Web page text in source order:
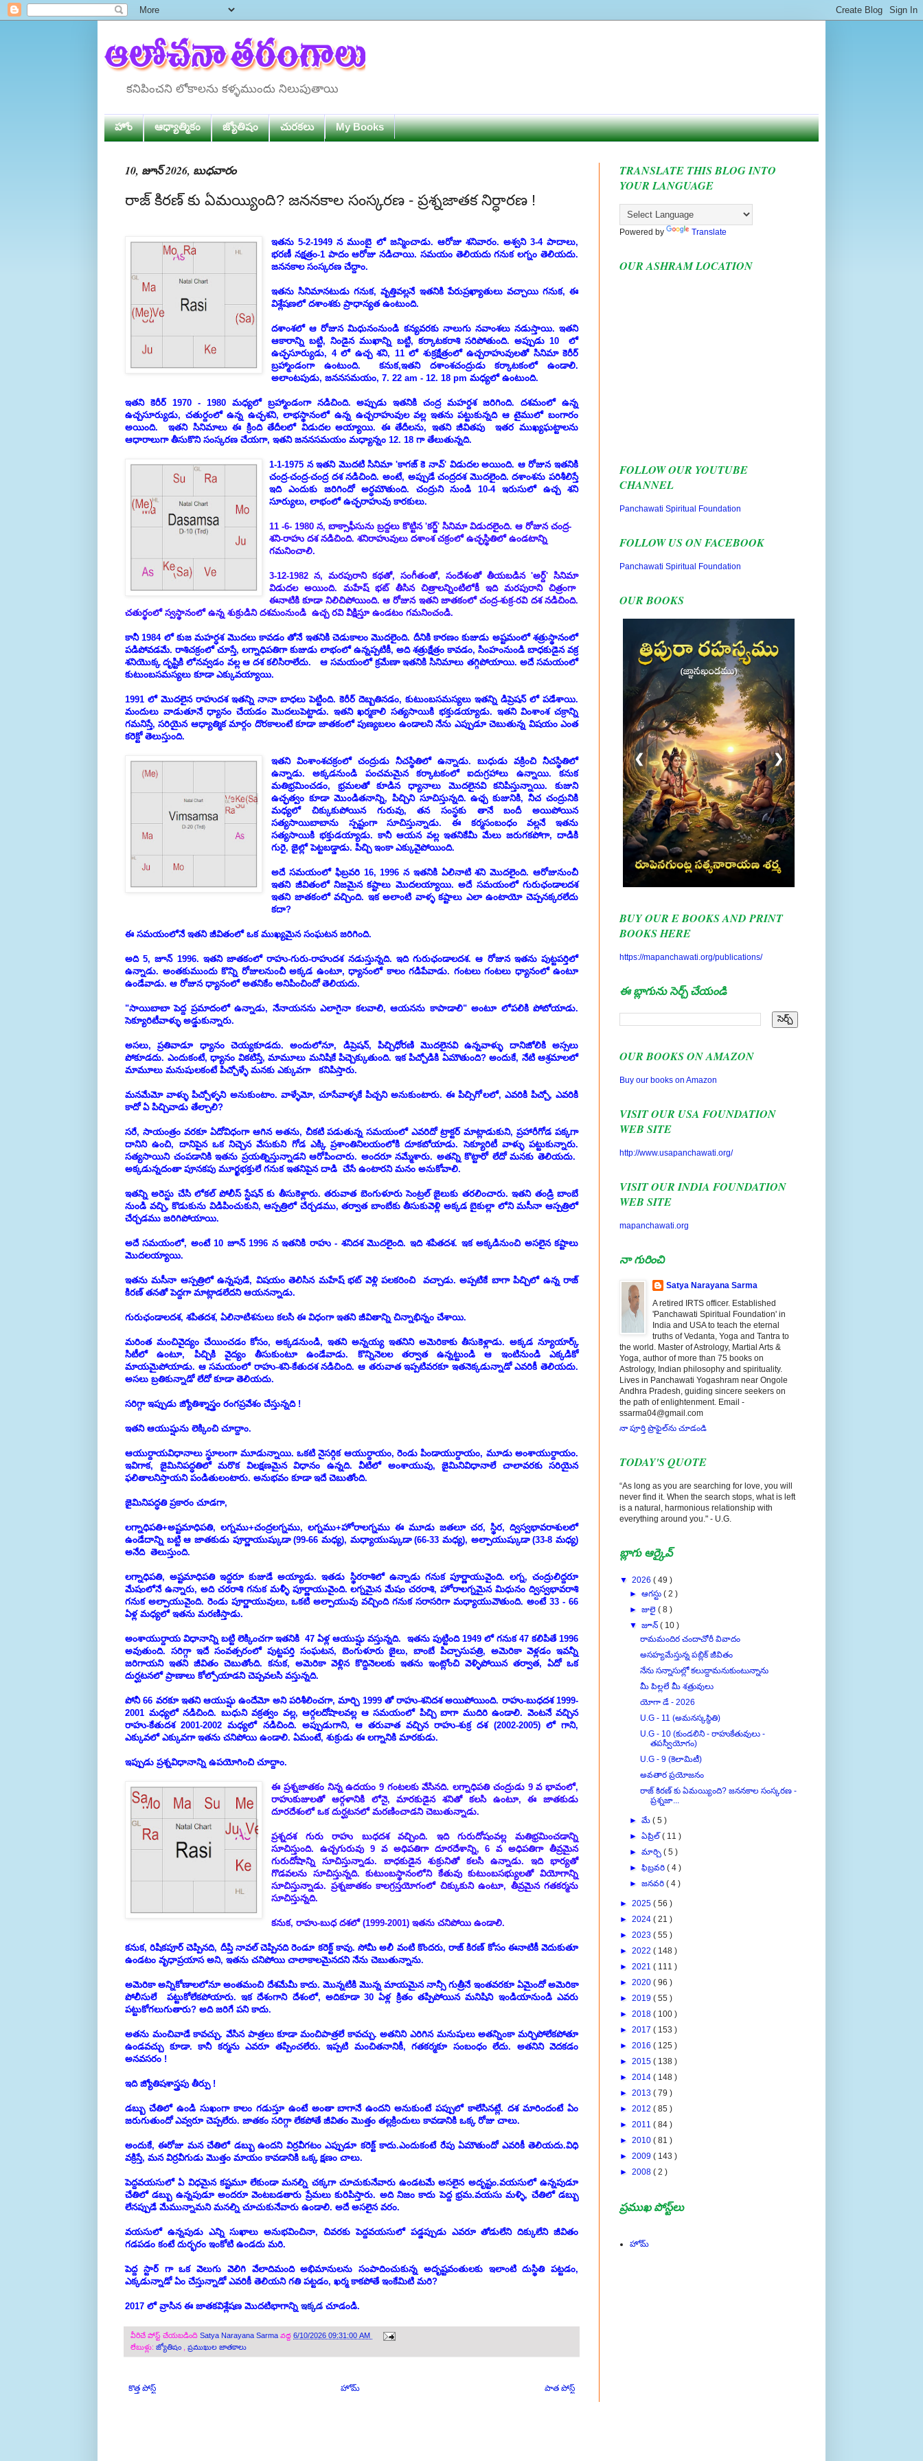
కనిపించని లోకాలను కళ్ళముందు నిలుపుతాయి
హోం ఆధ్యాత్మికం జ్యోతిషం చురకలు My Books
10, జూన్ 2026, బుధవారం
రాజ్ కిరణ్ కు ఏమయ్యింది? జననకాల సంస్కరణ - ప్రశ్నజాతక నిర్ధారణ !
ఇతను 5-2-1949 న ముంబై లో జన్మించాడు. ఆరోజు శనివారం. అశ్వని 3-4 పాదాలు,
భరణీ నక్షత్రం-1 పాదం ఆరోజు నడిచాయి. సమయం తెలియదు గనుక లగ్నం తెలియదు.
జననకాల సంస్కరణ చేద్దాం.
ఇతను సినిమానటుడు గనుక, వృత్తివల్లనే ఇతనికి పేరుప్రఖ్యాతులు వచ్చాయి గనుక, ఈ
విశ్లేషణలో దశాంశకు ప్రాధాన్యత ఉంటుంది.
దశాంశలో ఆ రోజున మిధునంనుండి కన్యవరకు నాలుగు నవాంశలు నడుస్తాయి. ఇతని
ఆకారాన్ని బట్టి, నిండైన ముఖాన్ని బట్టి, కర్కాటకరాశి సరిపోతుంది. అప్పుడు 10 లో
ఉచ్ఛసూర్యుడు, 4 లో ఉచ్చ శని, 11 లో శుక్రక్షేత్రంలో ఉచ్చరాహువులతో సినిమా కెరీర్
బ్రహ్మాండంగా ఉంటుంది. కనుక,ఇతని దశాంశచంద్రుడు కర్కాటకంలో ఉండాలి.
అలాంటపుడు, జననసమయం, 7. 22 am - 12. 18 pm మధ్యలో ఉంటుంది.
ఇతని కెరీర్ 1970 - 1980 మధ్యలో బ్రహ్మాండంగా నడిచింది. అప్పుడు ఇతనికి చంద్ర మహర్దశ జరిగింది. దశమంలో ఉన్న
ఉచ్చసూర్యుడు, చతుర్దంలో ఉన్న ఉచ్ఛశని, లాభస్థానంలో ఉన్న ఉచ్చరాహువుల వల్ల ఇతను పట్టుకున్నది ఆ టైములో బంగారం
అయింది. ఇతని సినిమాలు ఈ క్రింది తేదీలలో విడుదల అయ్యాయి. ఈ తేదీలను, ఇతని జీవితపు ఇతర ముఖ్యఘట్టాలను
ఆధారాలుగా తీసుకొని సంస్కరణ చేయగా, ఇతని జననసమయం మధ్యాన్నం 12. 18 గా తేలుతున్నది.
1-1-1975 న ఇతని మొదటి సినిమా 'కాగజ్ కె నావ్' విడుదల అయింది. ఆ రోజున ఇతనికి
చంద్ర-చంద్ర-చంద్ర దశ నడిచింది. అంటే, అప్పుడే చంద్రదశ మొదలైంది. దశాంశను పరిశీలిస్తే
ఇది ఎందుకు జరిగిందో అర్ధమౌతుంది. చంద్రుని నుండి 10-4 ఇరుసులో ఉచ్చ శని
సూర్యులు, లాభంలో ఉచ్ఛరాహువు కారకులు.
11 -6- 1980 న, బాక్సాఫీసును బ్రద్దలు కొట్టిన 'కర్జ్' సినిమా విడుదలైంది. ఆ రోజున చంద్ర-
శని-రాహు దశ నడిచింది. శనిరాహువులు దశాంశ చక్రంలో ఉచ్ఛస్థితిలో ఉండటాన్ని
గమనించాలి.
3-12-1982 న, మరపురాని కథతో, సంగీతంతో, సందేశంతో తీయబడిన 'అర్ద్' సినిమా
విడుదల అయింది. మహేష్ భట్ తీసిన చిత్రాలన్నింటిలోకీ ఇది మరపురాని చిత్రంగా
ఈనాటికి కూడా నిలిచిపోయింది. ఆ రోజున ఇతని జాతకంలో చంద్ర-శుక్ర-రవి దశ నడిచింది.
చతుర్థంలో స్వస్థానంలో ఉన్న శుక్రుడిని దశమంనుండి ఉచ్చ రవి వీక్షిస్తూ ఉండటం గమనించండి.
కానీ 1984 లో కుజ మహర్ధశ మొదలు కావడం తోనే ఇతనికి చెడుకాలం మొదలైంది. దీనికి కారణం కుజుడు అష్టమంలో శత్రుస్థానంలో
పడిపోవడమే. రాశిచక్రంలో చూస్తే, లగ్నాధిపతిగా కుజుడు లాభంలో ఉన్నప్పటికీ, అది శత్రుక్షేత్రం కావడం, సింహంనుండి బాధకుడైన వక్ర
శనియొక్క దృష్టికి లోనవ్వడం వల్ల ఆ దశ కలిసిరాలేదు. ఆ సమయంలో క్రమేణా ఇతనికి సినిమాలు తగ్గిపోయాయి. అదే సమయంలో
కుటుంబసమస్యలు కూడా ఎక్కువయ్యాయి.
1991 లో మొదలైన రాహుదశ ఇతన్ని నానా బాధలు పెట్టింది. కెరీర్ దెబ్బతినడం, కుటుంబసమస్యలు ఇతన్ని డిప్రెషన్ లో పడేశాయి.
మందులు వాడుతూనే ధ్యానం చేయడం మొదలుపెట్టాడు. ఇతని ఖర్మకాలి సత్యసాయికి భక్తుడయ్యాడు. ఇతని వింశాంశ చక్రాన్ని
గమనిస్తే, సరియైన ఆధ్యాత్మిక మార్గం దొరకాలంటే కూడా జాతకంలో పుణ్యబలం ఉండాలని నేను ఎప్పుడూ చెబుతున్న విషయం ఎంత
కరెక్టో తెలుస్తుంది.
ఇతని వింశాంశచక్రంలో చంద్రుడు నీచస్థితిలో ఉన్నాడు. బుధుడు వక్రించి నీచస్థితిలో
ఉన్నాడు. అక్కడనుండి పంచమమైన కర్కాటకంలో ఐదుగ్రహాలు ఉన్నాయి. కనుక
మతిభ్రమించడం, భ్రమలతో కూడిన ధ్యానాలు మొదలైనవి కనిపిస్తున్నాయి. కుజుని
ఉచ్ఛత్వం కూడా మొండితనాన్ని, పిచ్చిని సూచిస్తున్నది. ఉఛ్చ కుజునికి, నీచ చంద్రునికి
మధ్యలో చిక్కుకుపోయిన గురువు, తన సంస్థకు తానే బందీ అయిపోయిన
సత్యసాయిబాబాను స్పష్టంగా సూచిస్తున్నాడు. ఈ కర్మసంబంధం వల్లనే ఇతను
సత్యసాయికి భక్తుడయ్యాడు. కానీ ఆయన వల్ల ఇతనికేమీ మేలు జరుగకపోగా, దాడికి
గురై, జైల్లో పెట్టబడ్డాడు. పిచ్చి ఇంకా ఎక్కువైపోయింది.
అదే సమయంలో ఫిబ్రవరి 16, 1996 న ఇతనికి ఏలినాటి శని మొదలైంది. ఆరోజునుంచీ
ఇతని జీవితంలో నిజమైన కష్టాలు మొదలయ్యాయి. అదే సమయంలో గురుఛండాలదశ
ఇతని జాతకంలో వచ్చింది. ఇక అలాంటి వాళ్ళ కష్టాలు ఎలా ఉంటాయో చెప్పనక్కరలేదు
కదా?
ఈ సమయంలోనే ఇతని జీవితంలో ఒక ముఖ్యమైన సంఘటన జరిగింది.
అది 5, జూన్ 1996. ఇతని జాతకంలో రాహు-గురు-రాహుదశ నడుస్తున్నది. ఇది గురుఛండాలదశ. ఆ రోజున ఇతను పుట్టపర్తిలో
ఉన్నాడు. అంతకుముందు కొన్ని రోజులనుంచీ అక్కడ ఉంటూ, ధ్యానంలో కాలం గడిపేవాడు. గంటలు గంటలు ధ్యానంలో ఉంటూ
ఉండేవాడు. ఆ రోజున ధ్యానంలో అతనికేం అనిపించిందో తెలియదు.
"సాయిబాబా పెద్ద ప్రమాదంలో ఉన్నాడు, నేనాయనను ఎలాగైనా కలవాలి, ఆయనను కాపాడాలి" అంటూ లోపలికి పోబోయాడు.
సెక్యూరిటీవాళ్ళు అడ్డుకున్నారు.
అసలు, ప్రతివాడూ ధ్యానం చెయ్యకూడదు. అందులోనూ, డిప్రెషన్, పిచ్చిధోరణి మొదలైనవి ఉన్నవాళ్ళు దానిజోలికి అస్సలు
పోకూడదు. ఎందుకంటే, ధ్యానం వికటిస్తే, మామూలు మనిషికే పిచ్చెక్కుతుంది. ఇక పిచ్చోడికి ఏమౌతుంది? అందుకే, నేటి ఆశ్రమాలలో
మామూలు మనుషులకంటే పిచ్చోళ్ళే మనకు ఎక్కువగా కనిపిస్తారు.
మనమేమో వాళ్ళు పిచ్చోళ్ళని అనుకుంటాం. వాళ్ళేమో, చూసేవాళ్ళకే పిచ్చని అనుకుంటారు. ఈ పిచ్సిగోలలో, ఎవరికి పిచ్చో, ఎవరికి
కాదో ఏ పిచ్చివాడు తేల్చాలి?
సరే, సాయంత్రం వరకూ ఏదోవిధంగా ఆగిన అతను, చీకటి పడుతున్న సమయంలో ఎవరిదో ట్రాక్టర్ మాట్లాడుకుని, ప్రహారీగోడ పక్కగా
దానిని ఉంచి, దానిపైన ఒక నిచ్చెన వేసుకుని గోడ ఎక్కి ప్రశాంతినిలయంలోకి దూకబోయాడు. సెక్యూరిటీ వాళ్ళు పట్టుకున్నారు.
సత్యసాయిని చంపడానికి ఇతను ప్రయత్నిస్తున్నాడని ఆరోపించారు. అందరూ నమ్మేశారు. అతన్ని కొట్టారో లేదో మనకు తెలియదు.
అక్కడున్నదంతా పూనకపు మూర్ఖభక్తులే గనుక ఇతనిపైన దాడి చేసే ఉంటారని మనం అనుకోవాలి.
ఇతన్ని అరెస్టు చేసి లోకల్ పోలీస్ స్టేషన్ కు తీసుకెళ్లారు. తరువాత బెంగుళూరు సెంట్రల్ జైలుకు తరలించారు. ఇతని తండ్రి బాంబే
నుండి వచ్చి, కొడుకును విడిపించుకుని, ఆస్పత్రిలో చేర్చడము, తర్వాత బాంబేకు తీసుకువెళ్లి అక్కడ బైకుల్లా లోని మసీనా ఆస్పత్రిలో
చేర్చడము జరిగిపోయాయి.
అదే సమయంలో, అంటే 10 జూన్ 1996 న ఇతనికి రాహు - శనిదశ మొదలైంది. ఇది శపితదశ. ఇక అక్కడినుంచి అసలైన కష్టాలు
మొదలయ్యాయి.
ఇతను మసీనా ఆస్పత్రిలో ఉన్నపుడే, విషయం తెలిసిన మహేష్ భట్ వెళ్లి పలకరించి వచ్చాడు. అప్పటికే బాగా పిచ్చిలో ఉన్న రాజ్
కిరణ్ తనతో పెద్దగా మాట్లాడలేదని ఆయనన్నాడు.
గురుఛండాలదశ, శపితదశ, ఏలినాటిశనులు కలసి ఈ విధంగా ఇతని జీవితాన్ని చిన్నాభిన్నం చేశాయి.
మరింత మంచివైద్యం చేయించడం కోసం, అక్కడనుండి, ఇతని అన్నయ్య ఇతనిని అమెరికాకు తీసుకెళ్లాడు. అక్కడ న్యూయార్క్
సిటీలో ఉంటూ, పిచ్చికి వైద్యం తీసుకుంటూ ఉండేవాడు. కొన్నినెలల తర్వాత ఉన్నట్టుండి ఆ ఇంటినుండి ఎక్కడికో
మాయమైపోయాడు. ఆ సమయంలో రాహు-శని-కేతుదశ నడిచింది. ఆ తరువాత ఇప్పటివరకూ ఇతనెక్కడున్నాడో ఎవరికీ తెలియదు.
అసలు బ్రతికున్నాడో లేదో కూడా తెలియదు.
సరిగ్గా ఇప్పుడు జ్యోతిశ్శాస్త్రం రంగప్రవేశం చేస్తున్నది !
ఇతని ఆయుష్షును లెక్కించి చూద్దాం.
ఆయుర్దాయవిధానాలు స్థూలంగా మూడున్నాయి. ఒకటి నైసర్గిక ఆయుర్దాయం, రెండు పిండాయుర్దాయం, మూడు అంశాయుర్దాయం.
ఇవిగాక, జైమినిపద్ధతిలో మరొక విలక్షణమైన విధానం ఉన్నది. వీటిలో అంశాయువు, జైమినివిధానాలే చాలావరకు సరియైన
ఫలితాలనిస్తాయని పండితులంటారు. అనుభవం కూడా ఇదే చెబుతోంది.
జైమినిపద్ధతి ప్రకారం చూడగా,
లగ్నాధిపతి+అష్టమాధిపతి, లగ్నము+చంద్రలగ్నము, లగ్నము+హోరాలగ్నము ఈ మూడు జతలూ చర, స్థిర, ద్విస్వభావరాశులలో
ఉండేదాన్ని బట్టి ఆ జాతకుడు పూర్ణాయుష్కుడా (99-66 మధ్య), మధ్యాయుష్కుడా (66-33 మధ్య), అల్పాయుష్కుడా (33-8 మధ్య)
అనేది తెలుస్తుంది.
లగ్నాధిపతి, అష్టమాధిపతి ఇద్దరూ కుజుడే అయ్యాడు. ఇతడు స్థిరరాశిలో ఉన్నాడు గనుక పూర్ణాయువైంది. లగ్న, చంద్రులిద్దరూ
మేషంలోనే ఉన్నారు, అది చరరాశి గనుక మళ్ళీ పూర్ణాయువైంది. లగ్నమైన మేషం చరరాశి, హోరాలగ్నమైన మిధునం ద్విస్వభావరాశి
గనుక అల్పాయువైంది. రెండు పూర్ణాయువులు, ఒకటి అల్పాయువు వచ్చింది గనుక సరాసరిగా మధ్యాయువౌతుంది. అంటే 33 - 66
ఏళ్ల మధ్యలో ఇతను మరణిస్తాడు.
అంశాయుర్దాయ విధానాన్ని బట్టి లెక్కించగా ఇతనికి 47 ఏళ్ల ఆయుష్షు వస్తున్నది. ఇతను పుట్టింది 1949 లో గనుక 47 కలిపితే 1996
అవుతుంది. సరిగ్గా ఇదే సంవత్సరంలో పుట్టపర్తి సంఘటన, బెంగుళూరు జైలు, బాంబే పిచ్చాసుపత్రి, అమెరికా వెళ్లడం ఇవన్నీ
జరిగాయని ఇతని జీవితం చెబుతోంది. కనుక, అమెరికా వెళ్లిన కొద్దినెలలకు ఇతను ఇంట్లోంచి వెళ్ళిపోయిన తర్వాత, ఏదో ఒక
దుర్ఘటనలో ప్రాణాలు కోల్పోయాడని చెప్పవలసి వస్తున్నది.
పోనీ 66 వరకూ ఇతని ఆయుష్షు ఉందేమో అని పరిశీలించగా,మార్చి 1999 తోరాహు-శనిదశఅయిపోయింది. రాహు-బుధదశ1999-
2001 మధ్యలో నడిచింది. బుధుని వక్రత్వం వల్ల, ఆర్గలదోషాలవల్ల ఆ సమయంలో పిచ్చి బాగా ముదిరి ఉండాలి. వెంటనే వచ్చిన
రాహు-కేతుదశ 2001-2002 మధ్యలో నడిచింది. అప్పుడుగాని, ఆ తరువాత వచ్చిన రాహు-శుక్ర దశ (2002-2005) లో గాని,
ఎక్కువలో ఎక్కువగా ఇతను చనిపోయి ఉండాలి. ఏమంటే, శుక్రుడు ఈ లగ్నానికి మారకుడు.
ఇప్పుడు ప్రశ్నవిధానాన్ని ఉపయోగించి చూద్దాం.
ఈ ప్రశ్నజాతకం నిన్న ఉదయం 9 గంటలకు వేసినది. లగ్నాధిపతి చంద్రుడు 9 వ భావంలో,
రాహుకుజులతో ఆర్గళానికి లోనై, మారకుడైన శనితో కలసి ఉంటూ, ఈ జాతకుడు
దూరదేశంలో ఒక దుర్ఘటనలో మరణించాడని చెబుతున్నాడు.
ప్రశ్నదశ గురు రాహు బుధదశ వచ్చింది. ఇది గురుదోషంవల్ల మతిభ్రమించడాన్ని
సూచిస్తుంది. ఉచ్చగురువు 9 వ అధిపతిగా దూరదేశాన్ని, 6 వ అధిపతిగా తీవ్రమైన
గురుదోషాన్ని సూచిస్తున్నాడు. బాధకుడైన శుక్రునితో కలసి ఉన్నాడు. ఇది భార్యతో
గొడవలను సూచిస్తున్నది. కుటుంబస్థానంలోని కేతువు కుటుంబసభ్యులతో వియోగాన్ని
సూచిస్తున్నాడు. ప్రశ్నజాతకం కాలగ్రస్తయోగంలో చిక్కుకుని ఉంటూ, తీవ్రమైన గతకర్మను
సూచిస్తున్నది.
కనుక, రాహు-బుధ దశలో (1999-2001) ఇతను చనిపోయి ఉండాలి.
కనుక, రిషికపూర్ చెప్పినది, దీప్తి నావల్ చెప్పినది రెండూ కరెక్ట్ కావు. సోమీ అలీ వంటి కొందరు, రాజ్ కిరణ్ కోసం ఈనాటికీ వెదుకుతూ
ఉండటం వృధాప్రయాస అని, ఇతను చనిపోయి చాలాకాలమైనదని నేను చెబుతున్నాను.
అమెరికా అన్నికోణాలలోనూ అంతమంచి దేశమేమీ కాదు. మొన్నటికి మొన్న మాయమైన నాన్సీ గుత్రీనే ఇంతవరకూ ఏమైందో అమెరికా
పోలీసులే పట్టుకోలేకపోయారు. ఇక దేశంగాని దేశంలో, అదికూడా 30 ఏళ్ల క్రితం తప్పిపోయిన మనిషిని ఇండియానుండి ఎవరు
పట్టుకోగలుగుతారు? అది జరిగే పని కాదు.
అతను మంచివాడే కావచ్చు. వేసిన పాత్రలు కూడా మంచిపాత్రలే కావచ్చు. అతనిని ఎరిగిన మనుషులు అతన్నింకా మర్చిపోలేకపోతూ
ఉండవచ్చు కూడా. కానీ కర్మను ఎవరూ తప్పించలేరు. ఇప్పటి మంచితనానికీ, గతకర్మకూ సంబంధం లేదు. అతనిని వెదకడం
అనవసరం !
ఇది జ్యోతిషశాస్త్రపు తీర్పు !
డబ్బు చేతిలో ఉండి సుఖంగా కాలం గడుస్తూ ఉంటే అంతా బాగానే ఉందని అనుకుంటే పప్పులో కాలేసినట్లే. దశ మారిందంటే ఏం
జరుగుతుందో ఎవ్వరూ చెప్పలేరు. జాతకం సరిగ్గా లేకపోతే జీవితం మొత్తం తల్లక్రిందులు కావడానికి ఒక్క రోజు చాలు.
అందుకే, ఈరోజు మన చేతిలో డబ్బు ఉందని విర్రవీగటం ఎప్పుడూ కరెక్ట్ కాదు.ఎందుకంటే రేపు ఏమౌతుందో ఎవరికీ తెలియదు.విధి
వక్రిస్తే, మన విర్రవీగుడు మొత్తం మాయం కావడానికి ఒక్క క్షణం చాలు.
పెద్దవయసులో ఏ విధమైన కష్టమూ లేకుండా మనల్ని చక్కగా చూచుకునేవారు ఉండటమే అసలైన అదృష్టం.వయసులో ఉన్నపుడూ
చేతిలో డబ్బు ఉన్నపుడూ అందరూ వెంటబడతారు ప్రేమలు కురిపిస్తారు. అది నిజం కాదు పెద్ద భ్రమ.వయసు మళ్ళి, చేతిలో డబ్బు
లేనప్పుడే మేమున్నామని మనల్ని చూచుకునేవారు ఉండాలి. అదే అసలైన వరం.
వయసులో ఉన్నపుడు ఎన్ని సుఖాలు అనుభవించినా, చివరకు పెద్దవయసులో పడ్డప్పుడు ఎవరూ తోడులేని దిక్కులేని జీవితం
గడపడం కంటే దుర్భరం ఇంకోటి ఉండదు మరి.
పెద్ద స్టార్ గా ఒక వెలుగు వెలిగి వేలాదిమంది అభిమానులను సంపాదించుకున్న అదృష్టవంతులకు ఇలాంటి దుస్థితి పట్టడం,
ఎక్కడున్నాడో ఏం చేస్తున్నాడో ఎవరికీ తెలియని గతి పట్టడం, ఖర్మ కాకపోతే ఇంకేమిటి మరి?
2017 లో వ్రాసిన ఈ జాతకవిశ్లేషణ మొదటిభాగాన్ని ఇక్కడ చూడండి.
వీరిచే పోస్ట్ చేయబడింది Satya Narayana Sarma వద్ద 6/10/2026 09:31:00 AM
లేబుళ్లు: జ్యోతిషం ప్రముఖుల జాతకాలు
కొత్త పోస్ట్ పాత పోస్ట్
హోమ్
TRANSLATE THIS BLOG INTO
YOUR LANGUAGE
Powered by Translate
OUR ASHRAM LOCATION
FOLLOW OUR YOUTUBE
CHANNEL
Panchawati Spiritual Foundation
FOLLOW US ON FACEBOOK
Panchawati Spiritual Foundation
OUR BOOKS
❮ ❯
BUY OUR E BOOKS AND PRINT
BOOKS HERE
https://mapanchawati.org/publications/
ఈ బ్లాగును సెర్చ్ చేయండి
OUR BOOKS ON AMAZON
Buy our books on Amazon
VISIT OUR USA FOUNDATION
WEB SITE
http://www.usapanchawati.org/
VISIT OUR INDIA FOUNDATION
WEB SITE
mapanchawati.org
నా గురించి
Satya Narayana Sarma
A retired IRTS officer. Established
'Panchawati Spiritual Foundation' in
India and USA to teach the eternal
truths of Vedanta, Yoga and Tantra to
the world. Master of Astrology, Martial Arts &
Yoga, author of more than 75 books on
Astrology, Indian philosophy and spirituality.
Lives in Panchawati Yogashram near Ongole
Andhra Pradesh, guiding sincere seekers on
the path of enlightenment. Email -
ssarma04@gmail.com
నా పూర్తి ప్రొఫైల్‌ను చూడండి
TODAY'S QUOTE
“As long as you are searching for love, you will
never find it. When the search stops, what is left
is a natural, harmonious relationship with
everything around you." - U.G.
బ్లాగు ఆర్కైవ్
▼ 2026 ( 49 )
►ఆగస్టు( 2 )
►జులై( 8 )
▼జూన్( 10 )
రామమందిర చందాచోరీ వివాదం
అసహ్యమేస్తున్న పబ్లిక్ జీవితం
నేను సన్నాసుల్లో కలుద్దామనుకుంటున్నాను
మీ పిల్లలే మీ శత్రువులు
యోగా డే - 2026
U.G - 11 (అమనస్కస్థితి)
U.G - 10 (కుండలిని - రాహుకేతువులు -
తపస్వీయోగం)
U.G - 9 (కెలామిటీ)
అవతార ప్రయోజనం
రాజ్ కిరణ్ కు ఏమయ్యింది? జననకాల సంస్కరణ -
ప్రశ్నజా...
►మే( 5 )
►ఏప్రిల్( 11 )
►మార్చి( 5 )
►ఫిబ్రవరి( 4 )
►జనవరి( 4 )
► 2025 ( 56 )
► 2024 ( 21 )
► 2023 ( 55 )
► 2022 ( 148 )
► 2021 ( 111 )
► 2020 ( 96 )
► 2019 ( 55 )
► 2018 ( 100 )
► 2017 ( 153 )
► 2016 ( 125 )
► 2015 ( 138 )
► 2014 ( 148 )
► 2013 ( 79 )
► 2012 ( 85 )
► 2011 ( 84 )
► 2010 ( 81 )
► 2009 ( 143 )
► 2008 ( 2 )
ప్రముఖ పోస్ట్‌లు
హోమ్